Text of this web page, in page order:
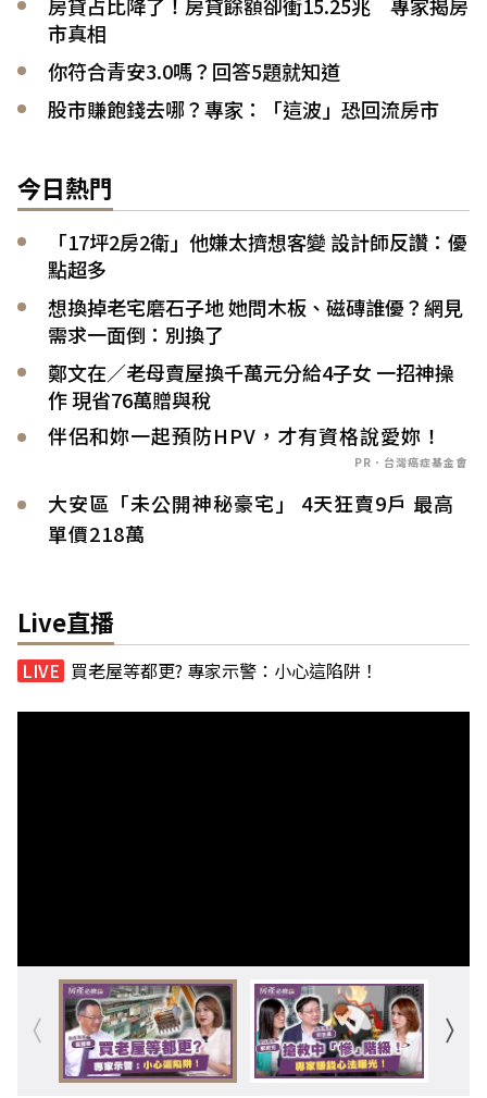
市真相
你符合青安3.0嗎？回答5題就知道
股市賺飽錢去哪？專家：「這波」恐回流房市
今日熱門
「17坪2房2衛」他嫌太擠想客變 設計師反讚：優
點超多
想換掉老宅磨石子地 她問木板、磁磚誰優？網見
需求一面倒：別換了
鄭文在／老母賣屋換千萬元分給4子女 一招神操
作 現省76萬贈與稅
伴侶和妳一起預防HPV，才有資格說愛妳！
PR．台灣癌症基金會
大安區「未公開神秘豪宅」 4天狂賣9戶 最高
單價218萬
Live直播
買老屋等都更? 專家示警：小心這陷阱！